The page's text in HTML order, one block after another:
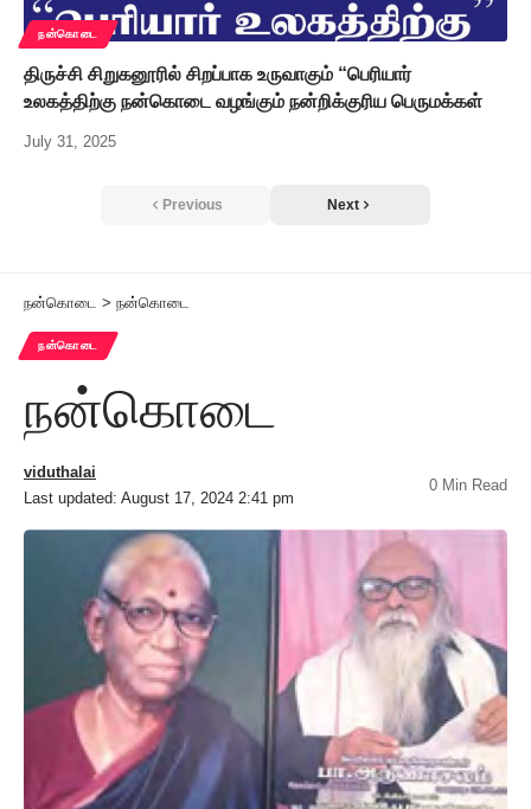
நன்கொடை
திருச்சி சிறுகனூரில் சிறப்பாக உருவாகும் “பெரியார்
உலகத்திற்கு நன்கொடை வழங்கும் நன்றிக்குரிய பெருமக்கள்
July 31, 2025
Previous Next
நன்கொடை > நன்கொடை
நன்கொடை
நன்கொடை
Last updated: August 17, 2024 2:41 pm
viduthalai
0 Min Read